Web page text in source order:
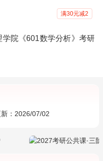
满30元减2
院《601数学分析》考研
：2026/07/02